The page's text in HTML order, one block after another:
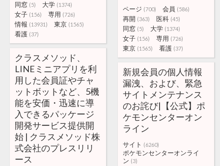
同窓 (5) 大学 (1374)
女子 (156) 専用 (726)
情報 (13931) 東京 (1565)
看護 (37)
ページ (700) 会員 (586)
再開 (363) 医科 (45)
同窓 (5) 大学 (1374)
女子 (156) 専用 (726)
東京 (1565) 看護 (37)
クラスメソッド、
LINEミニアプリを利
用した会員証やチャ
ットボットなど、5機
能を安価・迅速に導
入できるパッケージ
開発サービス提供開
始 | クラスメソッド株
式会社のプレスリリ
ース
新規会員の個人情報
漏洩、および、緊急
サイトメンテナンス
のお詫び|【公式】ポ
ケモンセンターオン
ライン
サイト (6260)
ポケモンセンターオンライ
ン (3)